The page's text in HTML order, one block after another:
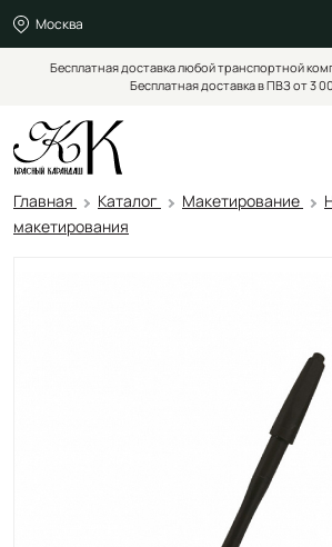
Москва
Бесплатная доставка любой транспортной
Бесплатная доставка в ПВЗ от 3
Главная Каталог Макетирование
макетирования